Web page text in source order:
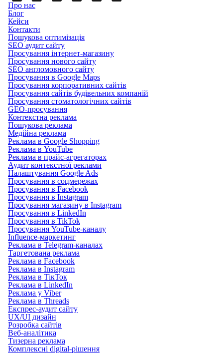
Про нас
Блог
Кейси
Контакти
Пошукова оптимізація
SEO аудит сайту
Просування інтернет-магазину
Просування нового сайту
SEO англомовного сайту
Просування в Google Maps
Просування корпоративних сайтів
Просування сайтів будівельних компаній
Просування стоматологічних сайтів
GEO-просування
Контекстна реклама
Пошукова реклама
Медійна реклама
Реклама в Google Shopping
Реклама в YouTube
Реклама в прайс-агрегаторах
Аудит контекстної реклами
Налаштування Google Ads
Просування в соцмережах
Просування в Facebook
Просування в Instagram
Просування магазину в Instagram
Просування в LinkedIn
Просування в TikTok
Просування YouTube-каналу
Influence-маркетинг
Реклама в Telegram-каналах
Таргетована реклама
Реклама в Facebook
Реклама в Instagram
Реклама в ТікТок
Реклама в LinkedIn
Реклама у Viber
Реклама в Threads
Експрес-аудит сайту
UX/UI дизайн
Розробка сайтів
Веб-аналітика
Тизерна реклама
Комплексні digital-рішення